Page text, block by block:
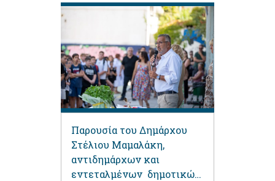
Παρουσία του Δημάρχου
Στέλιου Μαμαλάκη,
αντιδημάρχων και
εντεταλμένων δημοτικών